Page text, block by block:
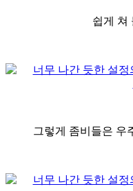
쉽게 쳐
그렇게 좀비들은 우